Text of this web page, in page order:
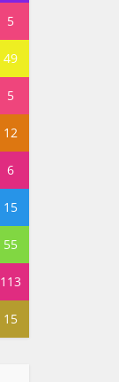
5
49
5
12
6
15
55
113
15